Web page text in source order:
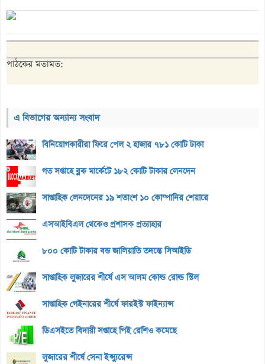
পাঠকের মতামত:
এ বিভাগের অন্যান্য সংবাদ
বিনিয়োগকারীরা ফিরে পেল ২ হাজার ৭৮১ কোটি টাকা
গত সপ্তাহে ব্লক মার্কেটে ১৮২ কোটি টাকার লেনদেন
সাপ্তাহিক লেনদেনের ১৯ শতাংশ ১০ কোম্পানির শেয়ারে
এসআইবিএল থেকেও প্রশাসক প্রত্যাহার
৮০০ কোটি টাকার বন্ড জালিয়াতি তদন্তে সিআইডি
সাপ্তাহিক লুজারের শীর্ষে এস আলম কোল্ড রোল্ড স্টিল
সাপ্তাহিক গেইনারের শীর্ষে ফারইস্ট ফাইন্যান্স
ডিএসইতে বিদায়ী সপ্তাহে পিই রেশিও কমেছে
লুজারের শীর্ষে সেনা ইন্স্যুরেন্স